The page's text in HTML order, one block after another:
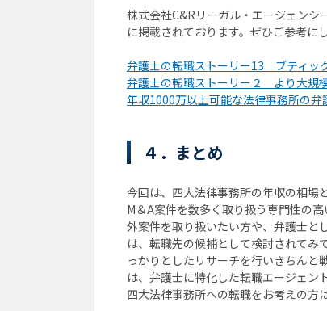
株式会社C&Rリーガル・エージェン
に掲載されております。ぜひご参考に
弁護士の転職ストーリー13 ブティッ
弁護士の転職ストーリー２ より大規
年収1000万以上可能な法律事務所の弁
４．まとめ
今回は、四大法律事務所の年収の相場
M＆A案件を数多く取り扱う専門性の
外案件を取り扱いたい方や、弁護士と
は、転職先の候補として検討されてみ
っかりとしたリサーチを行いきちんと
は、弁護士に特化した転職エージェン
四大法律事務所への転職をお考えの方